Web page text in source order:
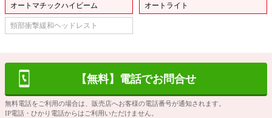
オートマチックハイビーム オートライト
頸部衝撃緩和ヘッドレスト
【無料】電話でお問合せ
無料電話をご利用の場合は、販売店へお客様の電話番号が通知されます。
IP電話・ひかり電話からはご利用いただけません。